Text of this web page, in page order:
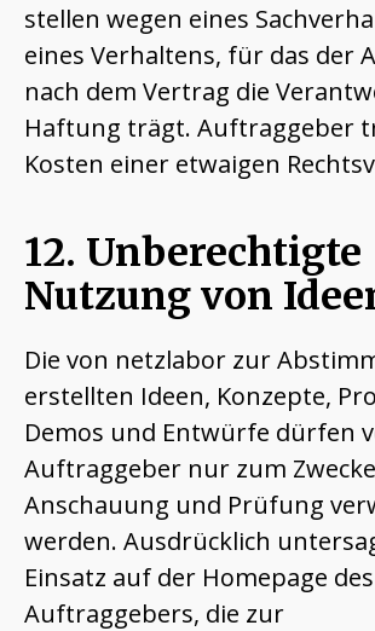
stellen wegen eines
eines Verhaltens, für das der
nach dem Vertrag die
Haftung trägt. Auftraggeber
Kosten einer etwaigen
12. Unberechtigte
Nutzung von
Die von netzlabor zur
erstellten Ideen, Konzepte,
Demos und Entwürfe dürfen
Auftraggeber nur zum
Anschauung und Prüfung
werden. Ausdrücklich
Einsatz auf der Homepage des
Auftraggebers, die zur